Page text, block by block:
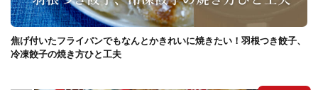
焦げ付いたフライパンでもなんとかきれいに焼きたい！羽根つき餃子、
冷凍餃子の焼き方ひと工夫